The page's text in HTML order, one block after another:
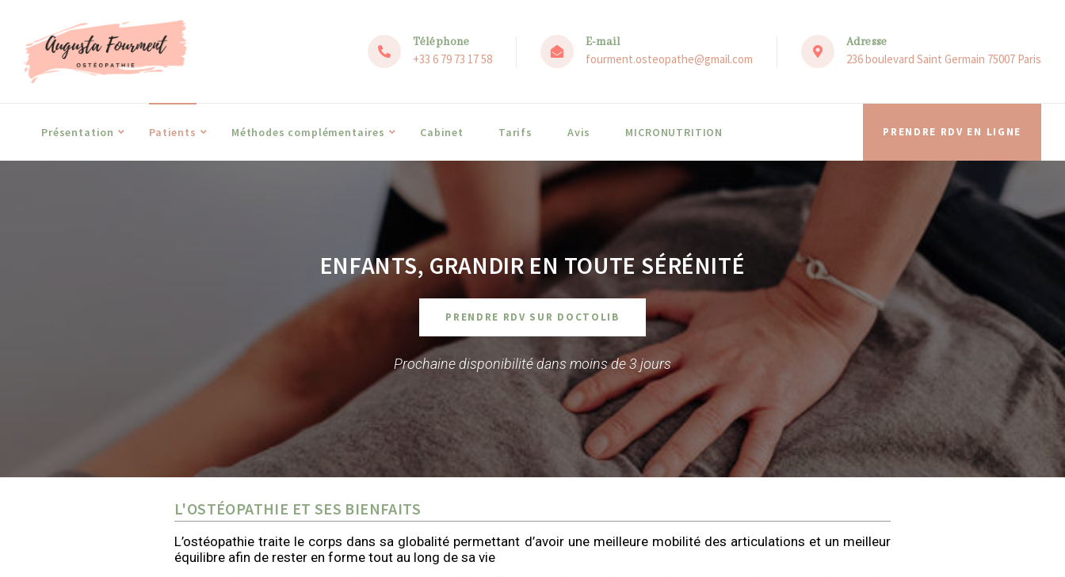
Téléphone
+33 6 79 73 17 58
E-mail
fourment.osteopathe@gmail.com
Adresse
236 boulevard Saint Germain 75007 Paris
Présentation Patients Méthodes complémentaires Cabinet Tarifs Avis MICRONUTRITION PRENDRE RDV EN LIGNE
ENFANTS, GRANDIR EN TOUTE SÉRÉNITÉ
PRENDRE RDV SUR DOCTOLIB
Prochaine disponibilité dans moins de 3 jours
L'OSTÉOPATHIE ET SES BIENFAITS
L’ostéopathie traite le corps dans sa globalité permettant d’avoir une meilleure mobilité des articulations et un meilleur
équilibre afin de rester en forme tout au long de sa vie